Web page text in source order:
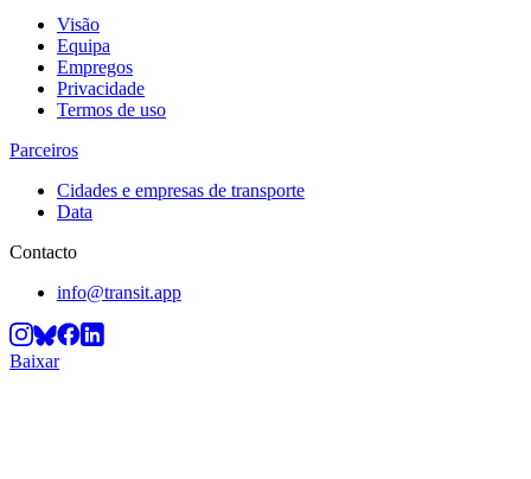
Visão
Equipa
Empregos
Privacidade
Termos de uso
Parceiros
Cidades e empresas de transporte
Data
Contacto
info@transit.app
Baixar